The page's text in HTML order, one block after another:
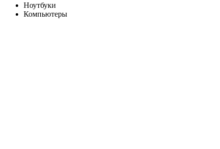
Ноутбуки
Компьютеры